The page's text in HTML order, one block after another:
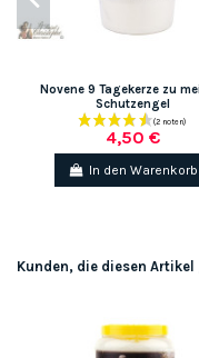
Novene 9 Tagekerze zu
Schutzengel
4,50 €
In den Warenkorb
Kunden, die diesen